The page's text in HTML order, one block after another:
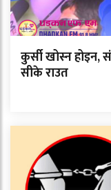
कुर्सी खोस्न होइन,
सीके राउत